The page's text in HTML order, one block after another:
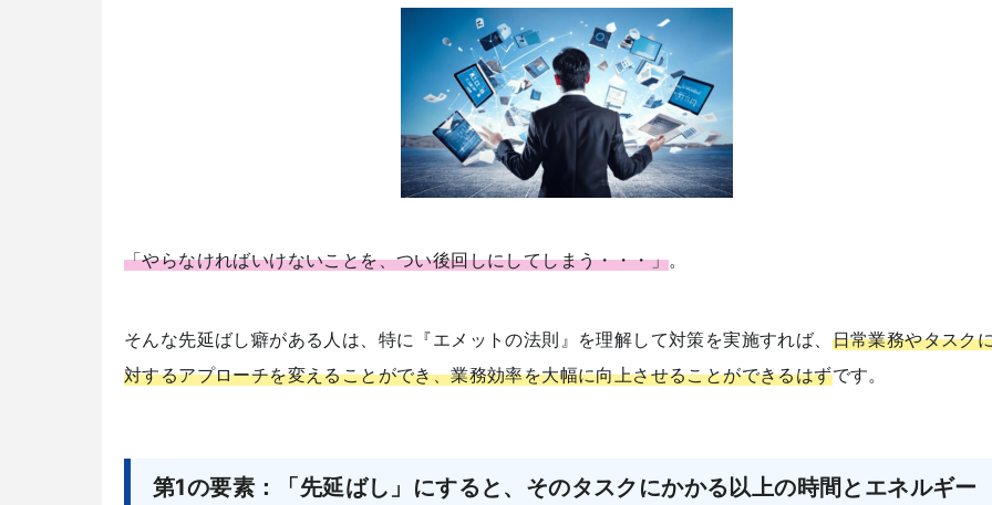
「やらなければいけないことを、つい後回しにしてしまう・・・」。
そんな先延ばし癖がある人は、特に『エメットの法則』を理解して対策を実施すれば、 日常業務やタスク
対するアプローチを変えることができ、業務効率を大幅に向上させることができるはずです。
第1の要素：「先延ばし」にすると、そのタスクにかかる以上の時間とエネルギー